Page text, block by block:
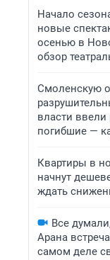
Начало
новые
осенью в
обзор
Смоленскую
власти
погибшие —
Квартиры в
начнут
ждать
Все
Арана
самом деле